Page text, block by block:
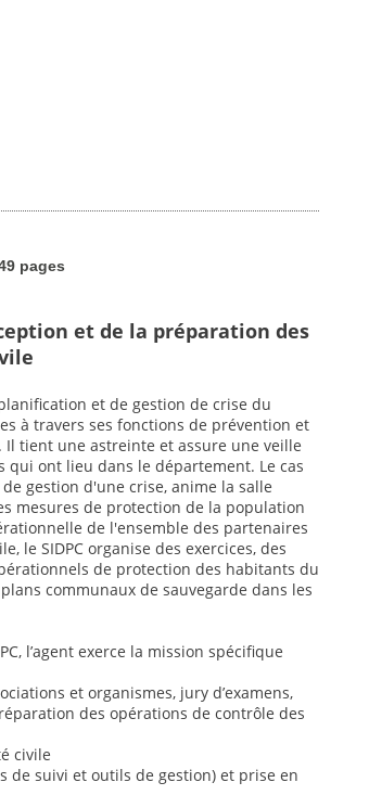
pages
et de la préparation des
et de gestion de crise du
à travers ses fonctions de prévention et
tient une astreinte et assure une veille
qui ont lieu dans le département. Le cas
gestion d'une crise, anime la salle
mesures de protection de la population
de l'ensemble des partenaires
le SIDPC organise des exercices, des
de protection des habitants du
communaux de sauvegarde dans les
l’agent exerce la mission spécifique
et organismes, jury d’examens,
des opérations de contrôle des
civile
de suivi et outils de gestion) et prise en